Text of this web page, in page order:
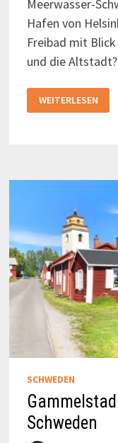
Meerwasser-
Hafen von
Freibad mit
und die
SCHWIMMBAD
IM
HAFEN
WEITERLESEN
SCHWEDEN
Schweden